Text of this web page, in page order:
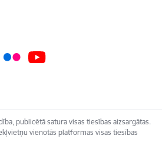
publicētā satura visas tiesības aizsargātas.
vienotās platformas visas tiesības